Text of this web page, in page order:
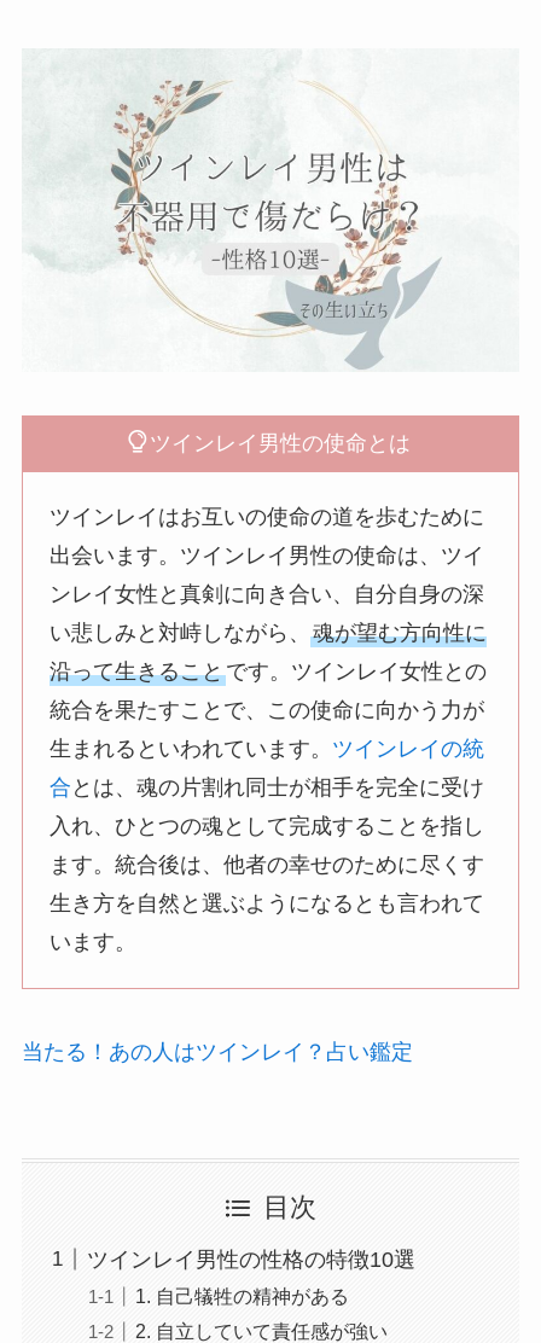
ツインレイ男性の使命とは
ツインレイはお互いの使命の道を歩むために
出会います。ツインレイ男性の使命は、ツイ
ンレイ女性と真剣に向き合い、自分自身の深
い悲しみと対峙しながら、魂が望む方向性に
沿って生きることです。ツインレイ女性との
統合を果たすことで、この使命に向かう力が
生まれるといわれています。 ツインレイの統
合 とは、魂の片割れ同士が相手を完全に受け
入れ、ひとつの魂として完成することを指し
ます。統合後は、他者の幸せのために尽くす
生き方を自然と選ぶようになるとも言われて
います。
当たる！あの人はツインレイ？占い鑑定
目次
ツインレイ男性の性格の特徴10選
1. 自己犠牲の精神がある
2. 自立していて責任感が強い